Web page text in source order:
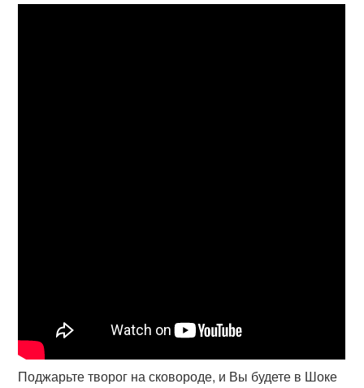
Поджарьте творог на сковороде, и Вы будете в Шоке